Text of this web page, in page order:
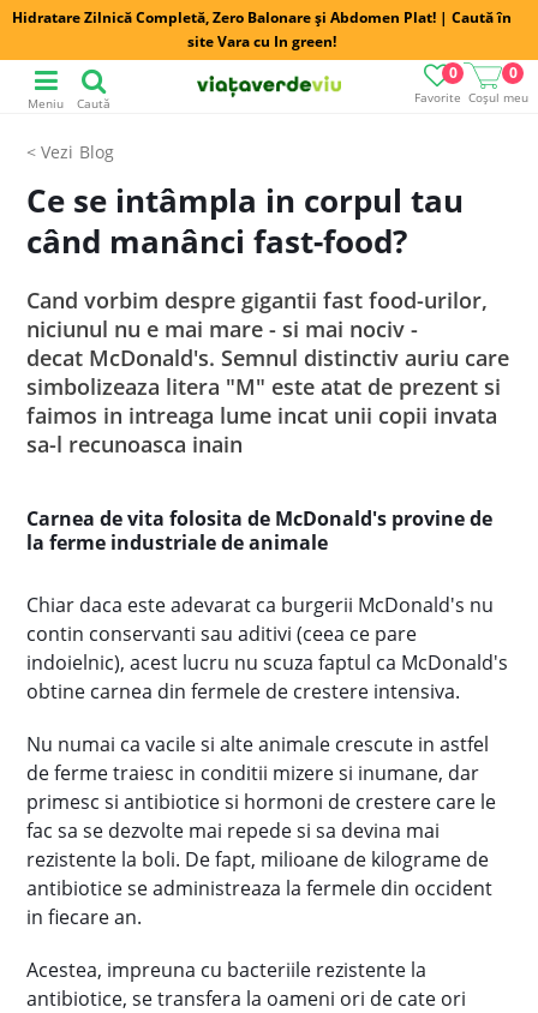
Hidratare Zilnică Completă, Zero Balonare și Abdomen Plat! | Caută în
site Vara cu In green!
Favorite
0
Coșul meu
0
Meniu Caută
Blog
Ce se intâmpla in corpul tau
când manânci fast-food?
Cand vorbim despre gigantii fast food-urilor,
niciunul nu e mai mare - si mai nociv -
decat McDonald's. Semnul distinctiv auriu care
simbolizeaza litera "M" este atat de prezent si
faimos in intreaga lume incat unii copii invata
sa-l recunoasca inain
Carnea de vita folosita de McDonald's provine de
la ferme industriale de animale
Chiar daca este adevarat ca burgerii McDonald's nu
contin conservanti sau aditivi (ceea ce pare
indoielnic), acest lucru nu scuza faptul ca McDonald's
obtine carnea din fermele de crestere intensiva.
Nu numai ca vacile si alte animale crescute in astfel
de ferme traiesc in conditii mizere si inumane, dar
primesc si antibiotice si hormoni de crestere care le
fac sa se dezvolte mai repede si sa devina mai
rezistente la boli. De fapt, milioane de kilograme de
antibiotice se administreaza la fermele din occident
in fiecare an.
Acestea, impreuna cu bacteriile rezistente la
antibiotice, se transfera la oameni ori de cate ori